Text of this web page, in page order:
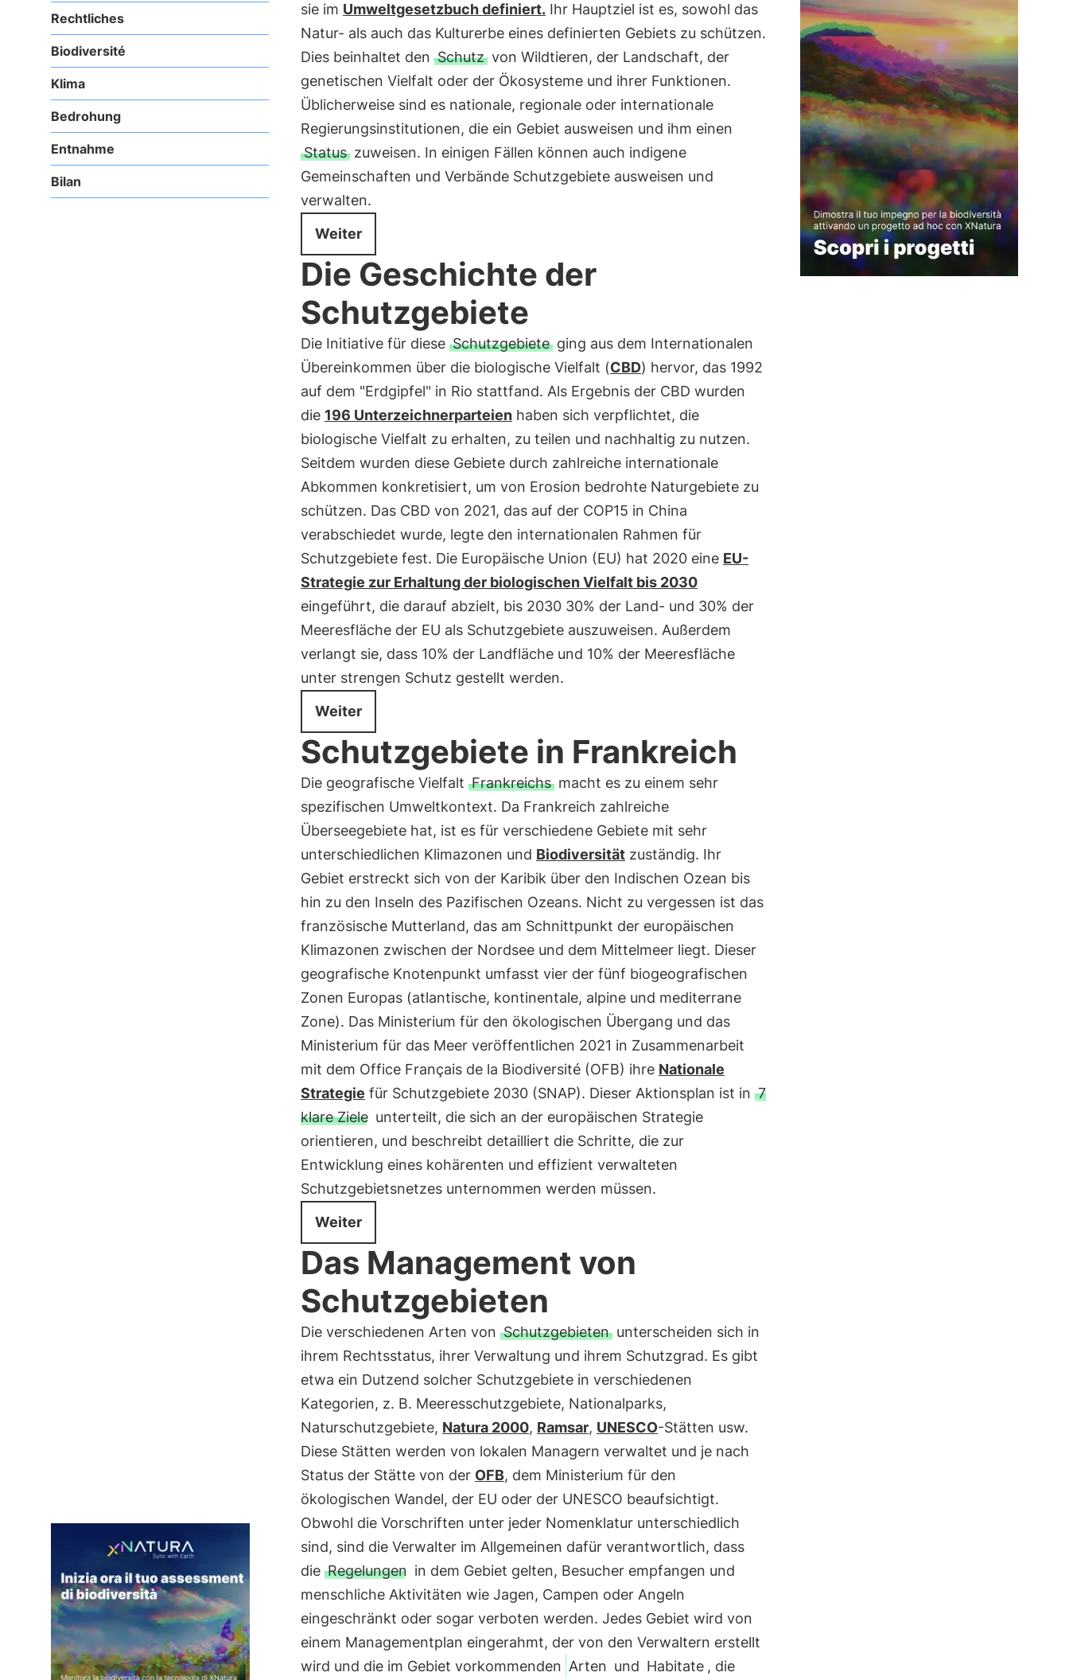
Rechtliches
Biodiversité
Klima
Bedrohung
Entnahme
Bilan
sie im Umweltgesetzbuch definiert.Ihr Hauptziel ist es, sowohl das
Natur- als auch das Kulturerbe eines definierten Gebiets zu schützen.
Dies beinhaltet den Schutzvon Wildtieren, der Landschaft, der
genetischen Vielfalt oder der Ökosysteme und ihrer Funktionen.
Üblicherweise sind es nationale, regionale oder internationale
Regierungsinstitutionen, die ein Gebiet ausweisen und ihm einen
Statuszuweisen. In einigen Fällen können auch indigene
Gemeinschaften und Verbände Schutzgebiete ausweisen und
verwalten.
Weiter
Die Geschichte der
Schutzgebiete
Die Initiative für diese Schutzgebieteging aus dem Internationalen
Übereinkommen über die biologische Vielfalt (CBD) hervor, das 1992
auf dem "Erdgipfel" in Rio stattfand. Als Ergebnis der CBD wurden
die 196 Unterzeichnerparteienhaben sich verpflichtet, die
biologische Vielfalt zu erhalten, zu teilen und nachhaltig zu nutzen.
Seitdem wurden diese Gebiete durch zahlreiche internationale
Abkommen konkretisiert, um von Erosion bedrohte Naturgebiete zu
schützen. Das CBD von 2021, das auf der COP15 in China
verabschiedet wurde, legte den internationalen Rahmen für
Schutzgebiete fest. Die Europäische Union (EU) hat 2020 eine EU-
Strategie zur Erhaltung der biologischen Vielfalt bis 2030
eingeführt, die darauf abzielt, bis 2030 30% der Land- und 30% der
Meeresfläche der EU als Schutzgebiete auszuweisen. Außerdem
verlangt sie, dass 10% der Landfläche und 10% der Meeresfläche
unter strengen Schutz gestellt werden.
Weiter
Schutzgebiete in Frankreich
Die geografische Vielfalt Frankreichsmacht es zu einem sehr
spezifischen Umweltkontext. Da Frankreich zahlreiche
Überseegebiete hat, ist es für verschiedene Gebiete mit sehr
unterschiedlichen Klimazonen und Biodiversitätzuständig. Ihr
Gebiet erstreckt sich von der Karibik über den Indischen Ozean bis
hin zu den Inseln des Pazifischen Ozeans. Nicht zu vergessen ist das
französische Mutterland, das am Schnittpunkt der europäischen
Klimazonen zwischen der Nordsee und dem Mittelmeer liegt. Dieser
geografische Knotenpunkt umfasst vier der fünf biogeografischen
Zonen Europas (atlantische, kontinentale, alpine und mediterrane
Zone). Das Ministerium für den ökologischen Übergang und das
Ministerium für das Meer veröffentlichen 2021 in Zusammenarbeit
mit dem Office Français de la Biodiversité (OFB) ihre Nationale
Strategie für Schutzgebiete 2030 (SNAP). Dieser Aktionsplan ist in 7
klare Ziele unterteilt, die sich an der europäischen Strategie
orientieren, und beschreibt detailliert die Schritte, die zur
Entwicklung eines kohärenten und effizient verwalteten
Schutzgebietsnetzes unternommen werden müssen.
Weiter
Das Management von
Schutzgebieten
Die verschiedenen Arten von Schutzgebietenunterscheiden sich in
ihrem Rechtsstatus, ihrer Verwaltung und ihrem Schutzgrad. Es gibt
etwa ein Dutzend solcher Schutzgebiete in verschiedenen
Kategorien, z. B. Meeresschutzgebiete, Nationalparks,
Naturschutzgebiete, Natura 2000, Ramsar, UNESCO-Stätten usw.
Diese Stätten werden von lokalen Managern verwaltet und je nach
Status der Stätte von der OFB, dem Ministerium für den
ökologischen Wandel, der EU oder der UNESCO beaufsichtigt.
Obwohl die Vorschriften unter jeder Nomenklatur unterschiedlich
sind, sind die Verwalter im Allgemeinen dafür verantwortlich, dass
die Regelungen in dem Gebiet gelten, Besucher empfangen und
menschliche Aktivitäten wie Jagen, Campen oder Angeln
eingeschränkt oder sogar verboten werden. Jedes Gebiet wird von
einem Managementplan eingerahmt, der von den Verwaltern erstellt
wird und die im Gebiet vorkommenden Arten und Habitate , die